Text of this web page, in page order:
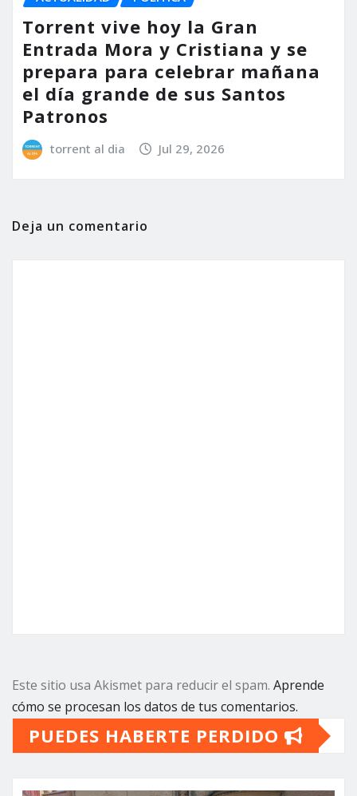
Torrent vive hoy la Gran
Entrada Mora y Cristiana y se
prepara para celebrar mañana
el día grande de sus Santos
Patronos
torrent al dia Jul 29, 2026
Deja un comentario
Este sitio usa Akismet para reducir el spam. Aprende
cómo se procesan los datos de tus comentarios.
PUEDES HABERTE PERDIDO